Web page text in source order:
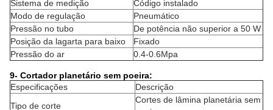
Sistema de medição
Código instalado
Modo de regulação
Pneumático
Pressão no tubo
De potência não superior a 50 W
Posição da lagarta para baixo
Fixado
Pressão do ar
0.4-0.6Mpa
9- Cortador planetário sem poeira:
Especificações
Descrição
Tipo de corte
Cortes de lâmina planetária sem